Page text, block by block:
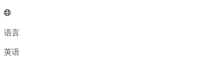
语言
英语